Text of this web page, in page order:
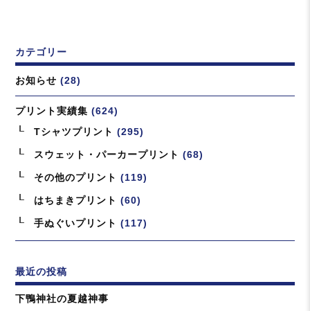
ー
カテゴリー
お知らせ (28)
プリント実績集 (624)
Tシャツプリント (295)
スウェット・パーカープリント (68)
その他のプリント (119)
はちまきプリント (60)
手ぬぐいプリント (117)
最近の投稿
下鴨神社の夏越神事